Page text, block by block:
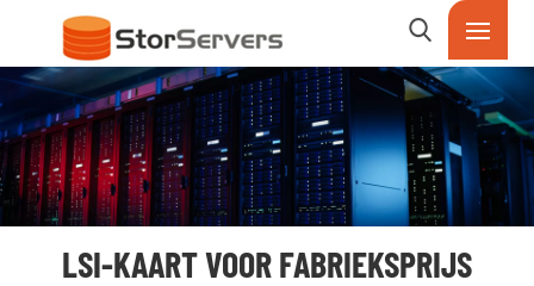
LSI-KAART VOOR FABRIEKSPRIJS